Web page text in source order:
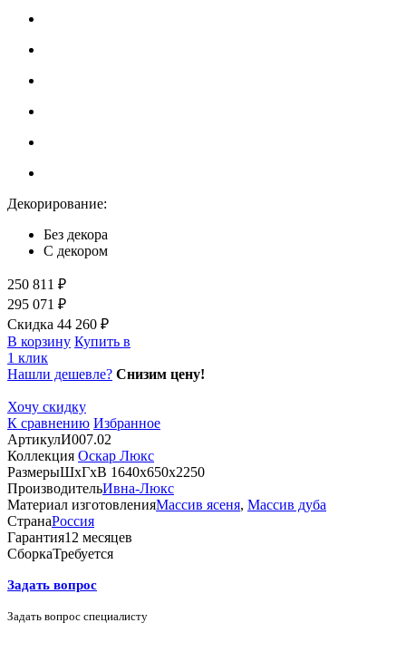
Декорирование:
Без декора
С декором
250 811 ₽
295 071 ₽
Скидка 44 260 ₽
В корзину Купить в
1 клик
Нашли дешевле? Снизим цену!
Хочу скидку
К сравнению Избранное
АртикулИ007.02
Коллекция Оскар Люкс
РазмерыШхГхВ 1640х650х2250
ПроизводительИвна-Люкс
Материал изготовленияМассив ясеня, Массив дуба
СтранаРоссия
Гарантия12 месяцев
СборкаТребуется
Задать вопрос
Задать вопрос специалисту